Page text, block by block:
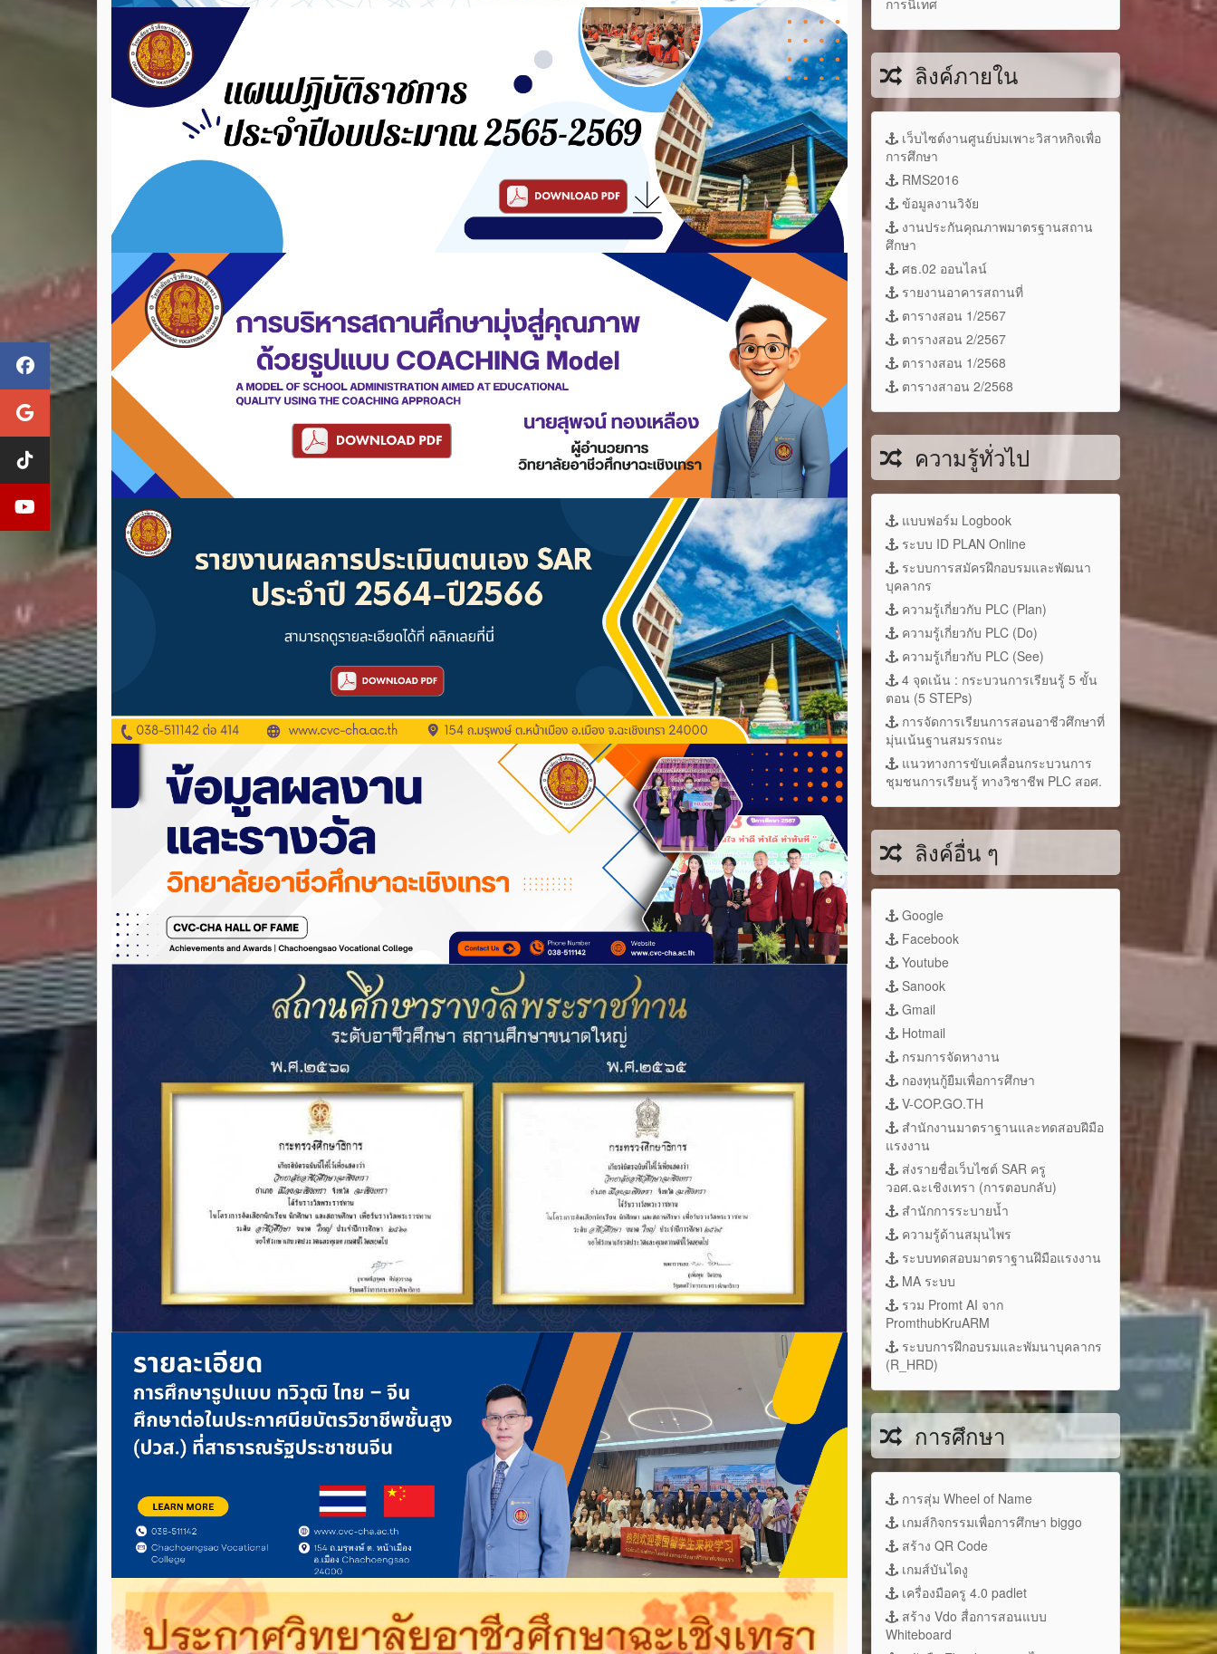
ลิงค์ภายใน
เว็บไซต์งานศูนย์บ่มเพาะวิสาหกิจเพื่อ
การศึกษา
RMS2016
ข้อมูลงานวิจัย
งานประกันคุณภาพมาตรฐานสถาน
ศึกษา
ศธ.02 ออนไลน์
รายงานอาคารสถานที่
ตารางสอน 1/2567
ตารางสอน 2/2567
ตารางสอน 1/2568
ตารางสาอน 2/2568
ความรู้ทั่วไป
แบบฟอร์ม Logbook
ระบบ ID PLAN Online
ระบบการสมัครฝึกอบรมและพัฒนา
บุคลากร
ความรู้เกี่ยวกับ PLC (Plan)
ความรู้เกี่ยวกับ PLC (Do)
ความรู้เกี่ยวกับ PLC (See)
4 จุดเน้น : กระบวนการเรียนรู้ 5 ขั้น
ตอน (5 STEPs)
การจัดการเรียนการสอนอาชีวศึกษาที่
มุ่นเน้นฐานสมรรถนะ
แนวทางการขับเคลื่อนกระบวนการ
ชุมชนการเรียนรู้ ทางวิชาชีพ PLC สอศ.
ลิงค์อื่น ๆ
Google
Facebook
Youtube
Sanook
Gmail
Hotmail
กรมการจัดหางาน
กองทุนกู้ยืมเพื่อการศึกษา
V-COP.GO.TH
สำนักงานมาตราฐานและทดสอบฝีมือ
แรงงาน
ส่งรายชื่อเว็บไซต์ SAR ครู
วอศ.ฉะเชิงเทรา (การตอบกลับ)
สำนักการระบายน้ำ
ความรู้ด้านสมุนไพร
ระบบทดสอบมาตราฐานฝึมือแรงงาน
MA ระบบ
รวม Promt AI จาก
PromthubKruARM
ระบบการฝึกอบรมและพัมนาบุคลากร
(R_HRD)
การศึกษา
การสุ่ม Wheel of Name
เกมส์กิจกรรมเพื่อการศึกษา biggo
สร้าง QR Code
เกมส์บันไดงู
เครื่องมือครู 4.0 padlet
สร้าง Vdo สื่อการสอนแบบ
Whiteboard